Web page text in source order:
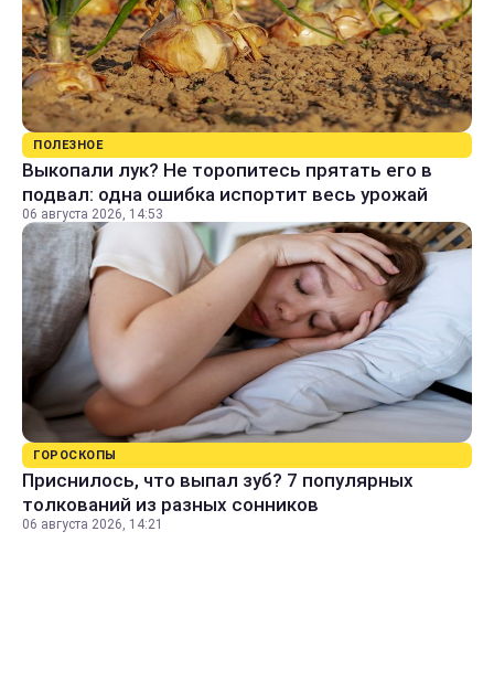
ПОЛЕЗНОЕ
Выкопали лук? Не торопитесь прятать его в
подвал: одна ошибка испортит весь урожай
06 августа 2026, 14:53
ГОРОСКОПЫ
Приснилось, что выпал зуб? 7 популярных
толкований из разных сонников
06 августа 2026, 14:21